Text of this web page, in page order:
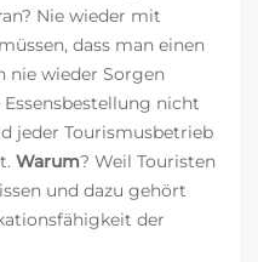
Nie wieder mit
dass man einen
nie wieder Sorgen
nicht
jeder Tourismusbetrieb
Warum? Weil Touristen
und dazu gehört
der